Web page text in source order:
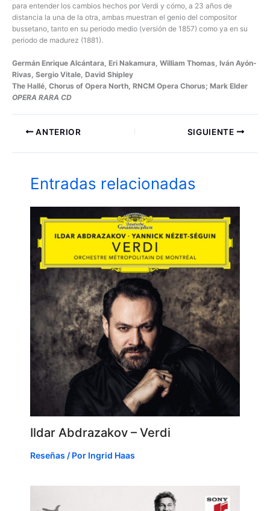
para entender los cambios hechos por Verdi y cómo, a 23 años de
distancia la una de la otra, ambas muestran el genio del compositor
bussetano, tanto en su periodo medio (versión de 1857) como ya en su
periodo de madurez (1881).
Germán Enrique Alcántara, Eri Nakamura, William Thomas, Iván Ayón-
Rivas, Sergio Vitale, David Shipley
The Hallé, Chorus of Opera North, RNCM Opera Chorus; Mark Elder
OPERA RARA CD
ANTERIOR SIGUIENTE
Entradas relacionadas
Ildar Abdrazakov – Verdi
Reseñas / Por Ingrid Haas